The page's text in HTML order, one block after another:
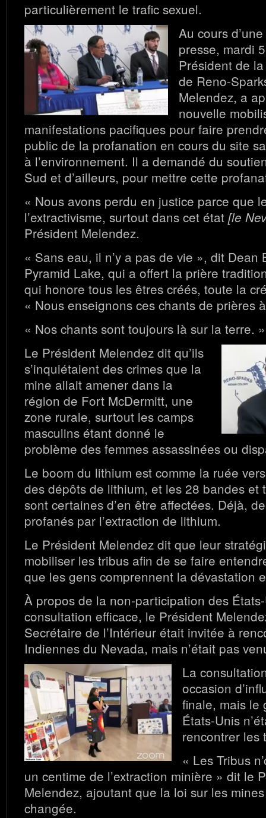
particulièrement le trafic sexuel.
Au cours
presse, mardi
Président de
de Reno-
Melendez, a
nouvelle
manifestations pacifiques pour faire
public de la profanation en cours du site
à l’environnement. Il a demandé du
Sud et d’ailleurs, pour mettre cette
« Nous avons perdu en justice parce que
l’extractivisme, surtout dans cet état [le
Président Melendez.
« Sans eau, il n’y a pas de vie », dit Dean
Pyramid Lake, qui a offert la prière
qui honore tous les êtres créés, toute la
« Nous enseignons ces chants de prières
« Nos chants sont toujours là sur la terre. »
Le Président Melendez dit qu’ils
s’inquiétaient des crimes que la
mine allait amener dans la
région de Fort McDermitt, une
zone rurale, surtout les camps
masculins étant donné le
problème des femmes assassinées ou
Le boom du lithium est comme la ruée vers
des dépôts de lithium, et les 28 bandes et
sont certaines d’en être affectées. Déjà,
profanés par l’extraction de lithium.
Le Président Melendez dit que leur
mobiliser les tribus afin de se faire
que les gens comprennent la dévastation
À propos de la non-participation des
consultation efficace, le Président
Secrétaire de l’Intérieur était invitée à
Indiennes du Nevada, mais n’était pas
La
occasion
finale, mais le
États-Unis
rencontrer les
« Les Tribus
un centime de l’extraction minière » dit le
Melendez, ajoutant que la loi sur les
changée.